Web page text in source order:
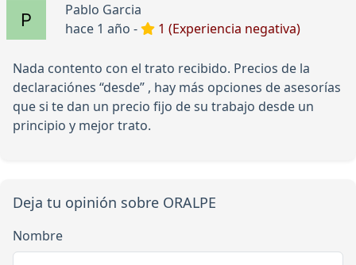
Pablo Garcia
hace 1 año -
1 (Experiencia negativa)
Nada contento con el trato recibido. Precios de la
declaraciónes “desde” , hay más opciones de asesorías
que si te dan un precio fijo de su trabajo desde un
principio y mejor trato.
Deja tu opinión sobre ORALPE
Nombre